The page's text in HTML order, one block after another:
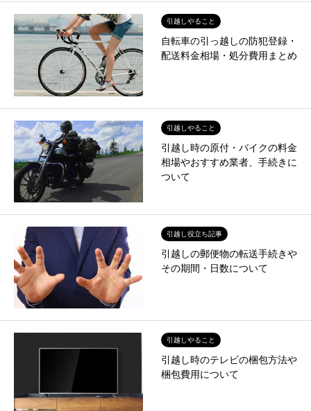
引越しやること
自転車の引っ越しの防犯登録・
配送料金相場・処分費用まとめ
引越しやること
引越し時の原付・バイクの料金
相場やおすすめ業者、手続きに
ついて
引越し役立ち記事
引越しの郵便物の転送手続きや
その期間・日数について
引越しやること
引越し時のテレビの梱包方法や
梱包費用について